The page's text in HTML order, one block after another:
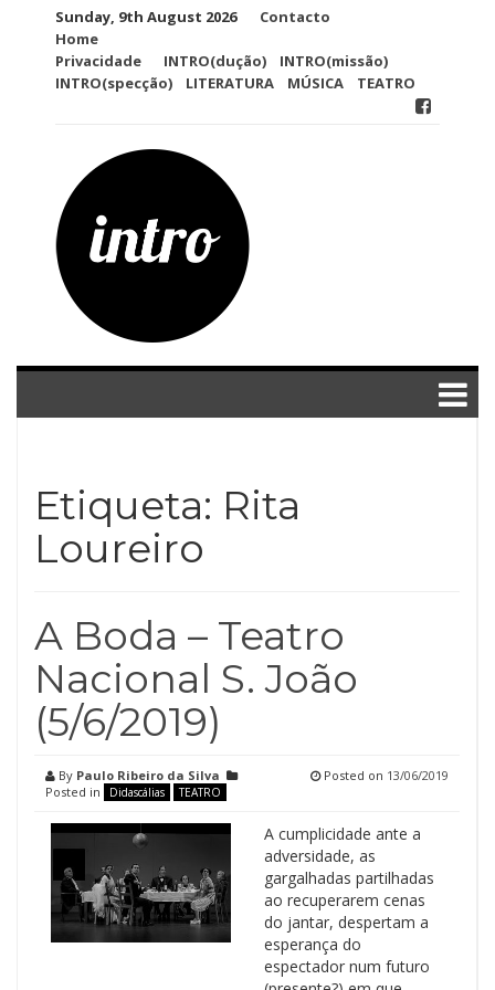
Sunday, 9th August 2026
Contacto
Home
Privacidade
INTRO(dução)
INTRO(missão)
INTRO(specção)
LITERATURA MÚSICA TEATRO
Etiqueta: Rita
Loureiro
A Boda – Teatro
Nacional S. João
(5/6/2019)
By Paulo Ribeiro da Silva
Posted in
Didascálias TEATRO
Posted on 13/06/2019
A cumplicidade ante a
adversidade, as
gargalhadas partilhadas
ao recuperarem cenas
do jantar, despertam a
esperança do
espectador num futuro